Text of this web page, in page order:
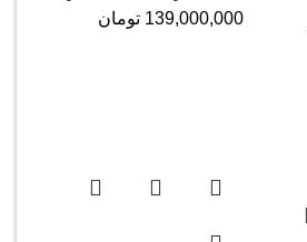
139,000,000 تومان